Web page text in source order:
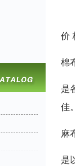
价
棉
是
佳
麻
是